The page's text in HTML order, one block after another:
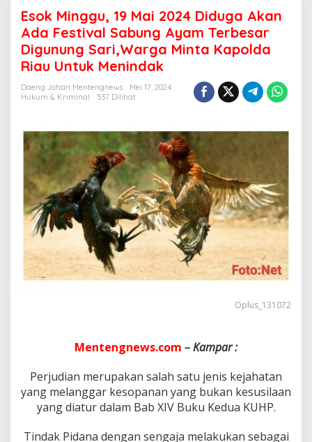
k
M
i
n
g
1
9
M
a
i
2
0
2
4
d
u
a
n
d
a
F
Esok Minggu, 19 Mai 2024 Diduga Akan
Ada Festival Sabung Ayam Terbesar
Digunung Sari,Warga Minta Kapolda
Riau Untuk Menindak
Daeng Johan Mentengnews
Mei 17, 2024
Hukum & Kriminal
537 Dilihat
Oplus_131072
Mentengnews.com – Kampar :
Perjudian merupakan salah satu jenis kejahatan
yang melanggar kesopanan yang bukan kesusilaan
yang diatur dalam Bab XIV Buku Kedua KUHP.
Tindak Pidana dengan sengaja melakukan sebagai